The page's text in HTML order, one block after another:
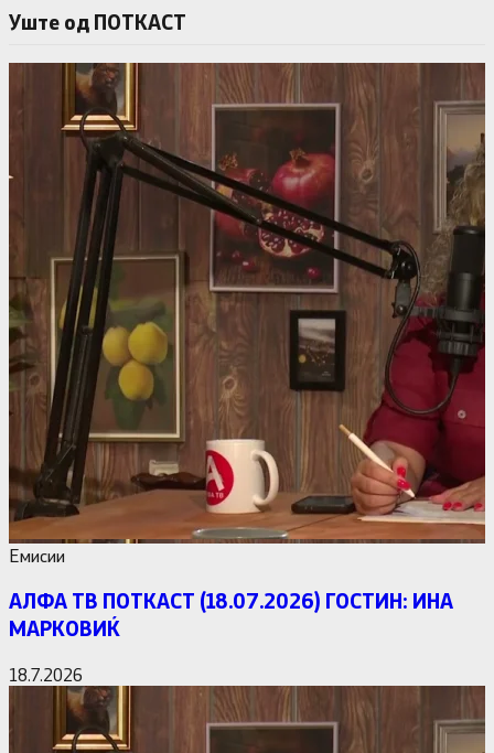
Уште од ПОТКАСТ
Емисии
АЛФА ТВ ПОТКАСТ (18.07.2026) ГОСТИН: ИНА
МАРКОВИЌ
18.7.2026